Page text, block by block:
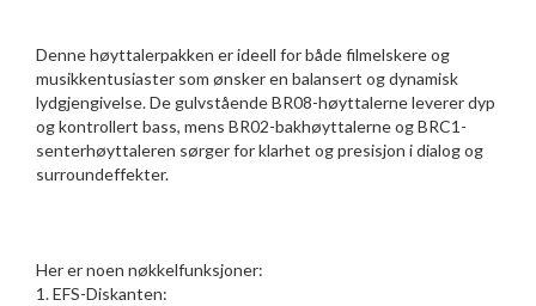
Denne høyttalerpakken er ideell for både filmelskere og
musikkentusiaster som ønsker en balansert og dynamisk
lydgjengivelse. De gulvstående BR08-høyttalerne leverer dyp
og kontrollert bass, mens BR02-bakhøyttalerne og BRC1-
senterhøyttaleren sørger for klarhet og presisjon i dialog og
surroundeffekter.
Her er noen nøkkelfunksjoner:
1. EFS-Diskanten: